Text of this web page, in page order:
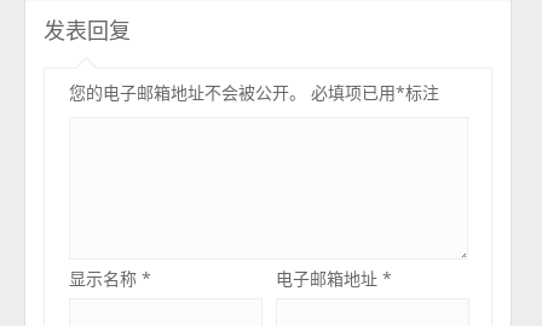
发表回复
您的电子邮箱地址不会被公开。 必填项已用*标注
显示名称* 电子邮箱地址*